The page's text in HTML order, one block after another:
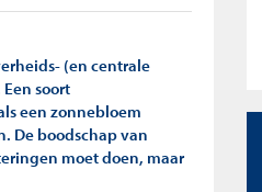
(en centrale
soort
een zonnebloem
De boodschap van
moet doen, maar